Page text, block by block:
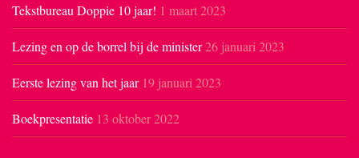
Tekstbureau Doppie 10 jaar! 1 maart 2023
Lezing en op de borrel bij de minister26 januari 2023
Eerste lezing van het jaar 19 januari 2023
Boekpresentatie 13 oktober 2022